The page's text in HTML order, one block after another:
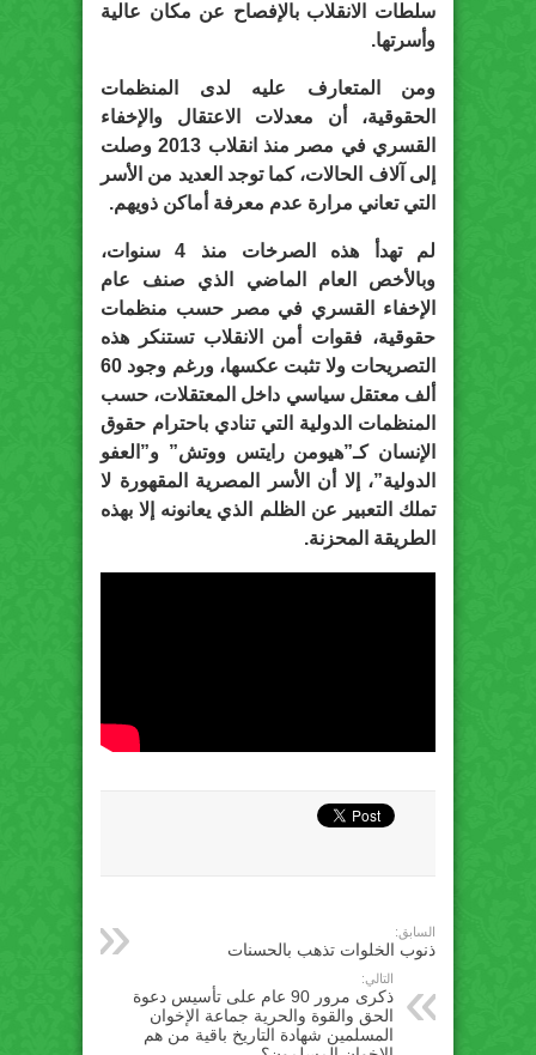
سلطات الانقلاب بالإفصاح عن مكان عالية
وأسرتها.
ومن المتعارف عليه لدى المنظمات
الحقوقية، أن معدلات الاعتقال والإخفاء
القسري في مصر منذ انقلاب 2013 وصلت
إلى آلاف الحالات، كما توجد العديد من الأسر
التي تعاني مرارة عدم معرفة أماكن ذويهم.
لم تهدأ هذه الصرخات منذ 4 سنوات،
وبالأخص العام الماضي الذي صنف عام
الإخفاء القسري في مصر حسب منظمات
حقوقية، فقوات أمن الانقلاب تستنكر هذه
التصريحات ولا تثبت عكسها، ورغم وجود 60
ألف معتقل سياسي داخل المعتقلات، حسب
المنظمات الدولية التي تنادي باحترام حقوق
الإنسان كـ”هيومن رايتس ووتش” و”العفو
الدولية”، إلا أن الأسر المصرية المقهورة لا
تملك التعبير عن الظلم الذي يعانونه إلا بهذه
الطريقة المحزنة.
السابق:
ذنوب الخلوات تذهب بالحسنات
التالي:
ذكرى مرور 90 عام على تأسيس دعوة
الحق والقوة والحرية جماعة الإخوان
المسلمين شهادة التاريخ باقية من هم